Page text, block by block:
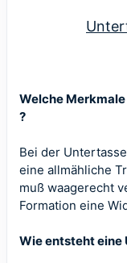
Welche
?
Bei der
eine allmähliche
muß waagerecht
Formation eine
Wie entsteht eine